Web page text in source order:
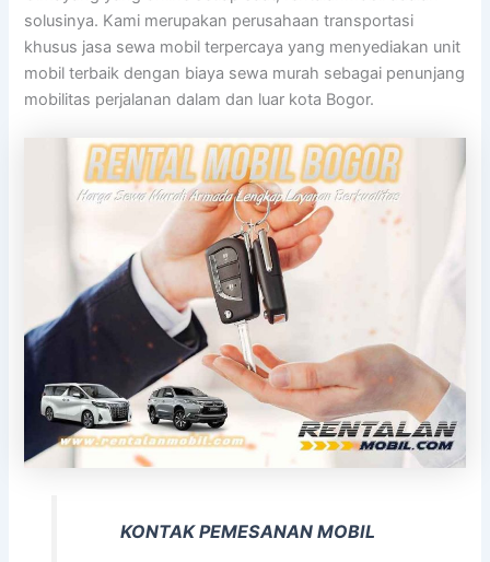
solusinya. Kami merupakan perusahaan transportasi
khusus jasa sewa mobil terpercaya yang menyediakan unit
mobil terbaik dengan biaya sewa murah sebagai penunjang
mobilitas perjalanan dalam dan luar kota Bogor.
KONTAK PEMESANAN MOBIL